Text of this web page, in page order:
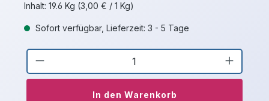
Inhalt: 19.6 Kg (3,00 € / 1 Kg)
Sofort verfügbar, Lieferzeit: 3 - 5 Tage
Produkt Anzahl: Gib den
In den Warenkorb